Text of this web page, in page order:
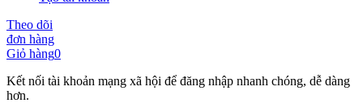
Theo dõi
đơn hàng
Giỏ hàng0
Kết nối tài khoản mạng xã hội để đăng nhập nhanh chóng, dễ dàng
hơn.